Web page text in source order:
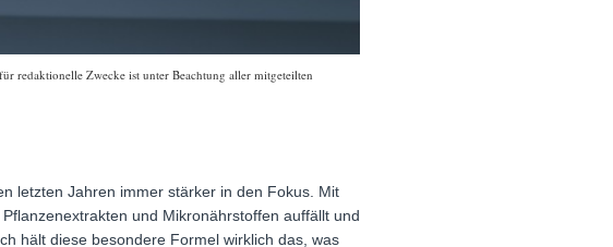
redaktionelle Zwecke ist unter Beachtung aller mitgeteilten
letzten Jahren immer stärker in den Fokus. Mit
und Mikronährstoffen auffällt und
hält diese besondere Formel wirklich das, was